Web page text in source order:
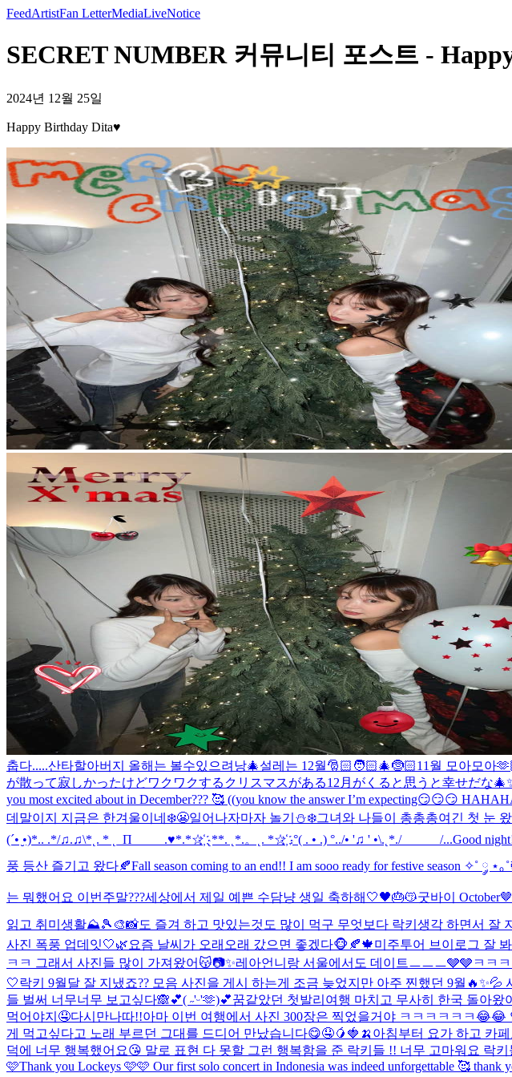
FeedArtistFan LetterMediaLiveNotice
SECRET NUMBER 커뮤니티 포스트 -
2024년 12월 25일
Happy Birthday Dita♥️
춥다.....산타할아버지 올해는 볼수있으려낭🎄설레는 12월🎅🏻🧑🏻‍🎄🤶🏻11월 모아모아
が散って寂しかったけどワクワクするクリスマスがある12月がくると思うと幸せだな
you most excited about in December??? 🥰 ((you know the answer I’m expecting😏😏😏
데말이지 지금은 한겨울이네❄️😬일어나자마자 놀기⛄❄️그녀와 나들이 총총총여긴 첫 눈
(´• ̮•)*.. .*/♫.♫\*˛. * ˛_Π_____.♥*.*☆҉ ˛**. ˛*.。˛. *☆҉ .°( . • .) °../• '♫ ' •\.˛*./______/...Good
풍 등산 즐기고 왔다🍂Fall season coming to an end!! I am sooo ready for festive season ✧˚ ༘ ⋆｡˚
는 뭐했어요 이번주말???세상에서 제일 예쁜 수담냥 생일 축하해🤍🖤🎂😽굿바이
읽고 취미생활⛰️🎾🎨📸도 즐겨 하고 맛있는것도 많이 먹구 무엇보다 락키생각 하면서 잘
사진 폭풍 업데잇🤍🌿요즘 날씨가 오래오래 갔으면 좋겠다🐵🍂🍁미주투어 브이로그 잘
ㅋㅋ 그래서 사진들 많이 가져왔어😽📷✨레아언니랑 서울에서도 데이트ㅡㅡㅡ🩶🩶ㅋㅋㅋ
🤍락키 9월달 잘 지냈죠?? 모음 사진을 게시 하는게 조금 늦었지만 아주 찐했던 9월
들 벌써 너무너무 보고싶다🙈💕( ˶'ᵕ'🫶)💕꿈같았던 첫발리여행 마치고 무사히 한국 돌아왔
먹어야지🤤다시만나따!!아마 이번 여행에서 사진 300장은 찍었을거야 ㅋㅋㅋㅋㅋㅋ
게 먹고싶다고 노래 부르던 그대를 드디어 만났습니다😋🤤🥭🍓🍌 아침부터 요가 하고 카
덕에 너무 행복했어요😘 말로 표현 다 못할 그런 행복함을 준 락키들 !! 너무 고마워요 락
🩷Thank you Lockeys 🩷🩷 Our first solo concert in Indonesia was indeed unforgettable 🥰